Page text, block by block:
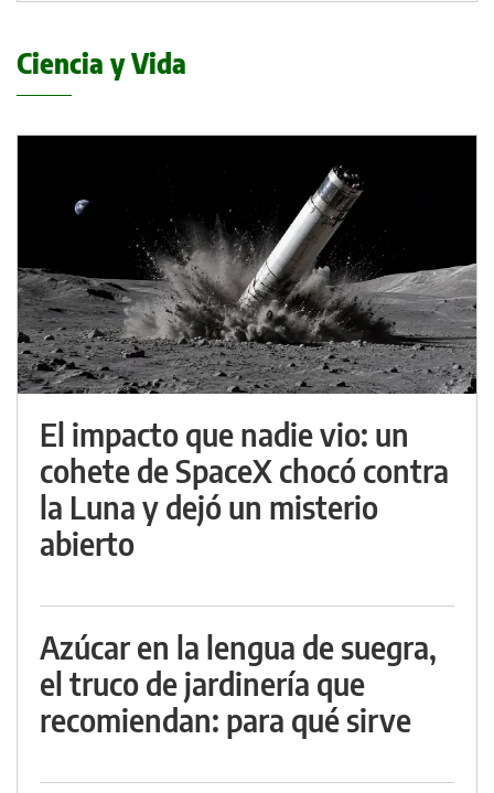
Ciencia y Vida
El impacto que nadie vio: un
cohete de SpaceX chocó contra
la Luna y dejó un misterio
abierto
Azúcar en la lengua de suegra,
el truco de jardinería que
recomiendan: para qué sirve